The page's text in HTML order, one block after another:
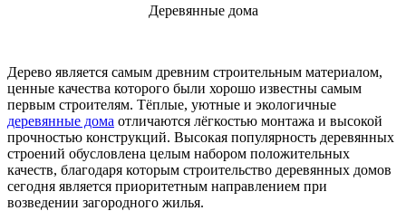
Деревянные дома
Дерево является самым древним строительным материалом,
ценные качества которого были хорошо известны самым
первым строителям. Тёплые, уютные и экологичные
деревянные дома отличаются лёгкостью монтажа и высокой
прочностью конструкций. Высокая популярность деревянных
строений обусловлена целым набором положительных
качеств, благодаря которым строительство деревянных домов
сегодня является приоритетным направлением при
возведении загородного жилья.